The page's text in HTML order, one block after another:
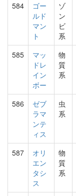
584
ゴー
ルド
マン
ト
ゾ
ン
ビ
系
585
マッ
ドレ
イン
ボー
物
質
系
586
ゼブ
ラマ
ンテ
ィス
虫
系
587
オリ
エン
タシ
ス
物
質
系